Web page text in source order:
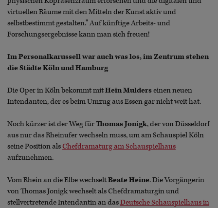
virtuellen Räume mit den Mitteln der Kunst aktiv und
selbstbestimmt gestalten." Auf künftige Arbeits- und
Forschungsergebnisse kann man sich freuen!
Im Personalkarussell war auch was los, im Zentrum stehen
die Städte Köln und Hamburg
Die Oper in Köln bekommt mitHein Mulderseinen neuen
Intendanten, der es beim Umzug aus Essen gar nicht weit hat.
Noch kürzer ist der Weg fürThomas Jonigk, der von Düsseldorf
aus nur das Rheinufer wechseln muss, um am Schauspiel Köln
seine Position alsChefdramaturg am Schauspielhaus
aufzunehmen.
Vom Rhein an die Elbe wechseltBeate Heine. Die Vorgängerin
von Thomas Jonigk wechselt als Chefdramaturgin und
stellvertretende Intendantin an dasDeutsche Schauspielhaus in